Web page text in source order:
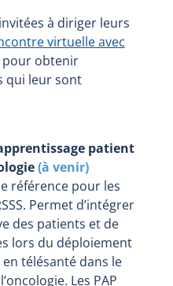
à diriger leurs
virtuelle avec
obtenir
qui leur sont
patient
(à venir)
référence pour les
Permet d’intégrer
des patients et de
lors du déploiement
télésanté dans le
Les PAP